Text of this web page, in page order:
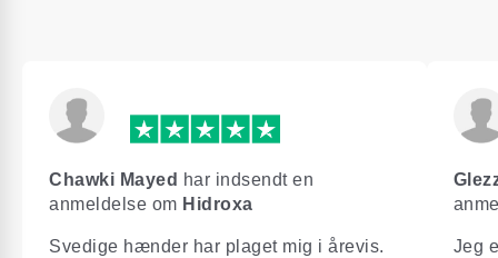
Chawki Mayed har indsendt en
anmeldelse om Hidroxa
Svedige hænder har plaget mig i årevis.
Jeg